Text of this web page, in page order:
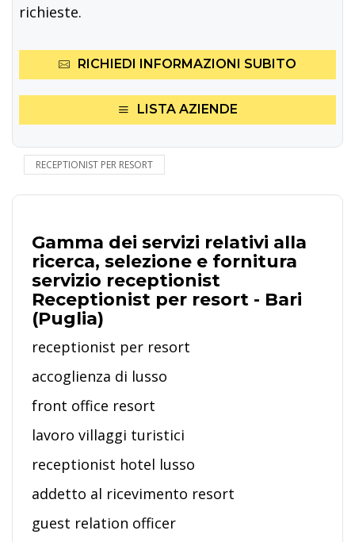
richieste.
RICHIEDI INFORMAZIONI SUBITO
LISTA AZIENDE
RECEPTIONIST PER RESORT
Gamma dei servizi relativi alla
ricerca, selezione e fornitura
servizio receptionist
Receptionist per resort - Bari
(Puglia)
receptionist per resort
accoglienza di lusso
front office resort
lavoro villaggi turistici
receptionist hotel lusso
addetto al ricevimento resort
guest relation officer